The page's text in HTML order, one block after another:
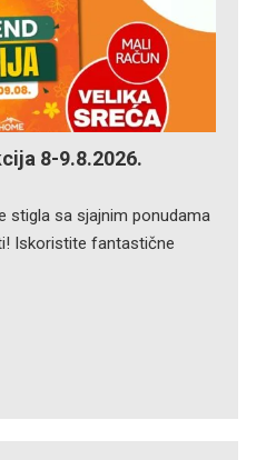
8-9.8.2026.
stigla sa sjajnim ponudama
Iskoristite fantastične